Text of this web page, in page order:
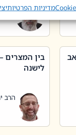
מדיניות הפרטיות
הרב
בין המצרים
לישנה
הרב